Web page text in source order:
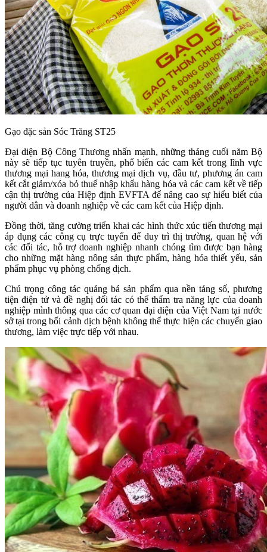
Gạo đặc sản Sóc Trăng ST25
Đại diện Bộ Công Thương nhấn mạnh, những tháng cuối năm Bộ
này sẽ tiếp tục tuyên truyền, phổ biến các cam kết trong lĩnh vực
thương mại hang hóa, thương mại dịch vụ, đầu tư, phương án cam
kết cắt giảm/xóa bỏ thuế nhập khẩu hàng hóa và các cam kết về tiếp
cận thị trường của Hiệp định EVFTA để nâng cao sự hiểu biết của
người dân và doanh nghiệp về các cam kết của Hiệp định.
Đồng thời, tăng cường triển khai các hình thức xúc tiến thương mại
áp dụng các công cụ trực tuyến để duy trì thị trường, quan hệ với
các đối tác, hỗ trợ doanh nghiệp nhanh chóng tìm được bạn hàng
cho những mặt hàng nông sản thực phẩm, hàng hóa thiết yếu, sản
phẩm phục vụ phòng chống dịch.
Chú trọng công tác quảng bá sản phẩm qua nền tảng số, phương
tiện điện tử và đề nghị đối tác có thể thẩm tra năng lực của doanh
nghiệp mình thông qua các cơ quan đại diện của Việt Nam tại nước
sở tại trong bối cảnh dịch bệnh không thể thực hiện các chuyến giao
thương, làm việc trực tiếp với nhau.